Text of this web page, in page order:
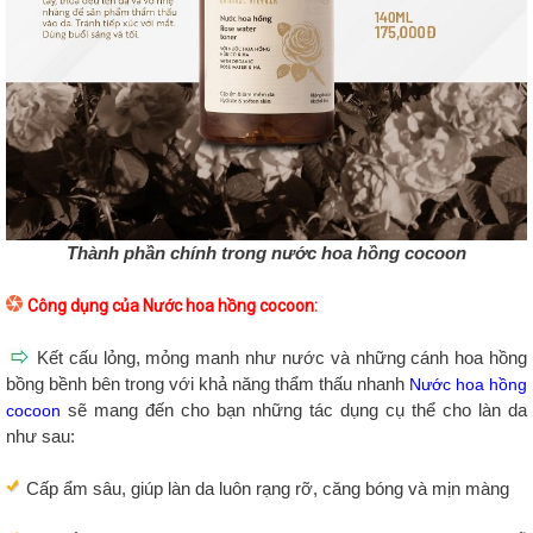
Thành phần chính trong nước hoa hồng cocoon
Công dụng của Nước hoa hồng cocoon:
Kết cấu lỏng, mỏng manh như nước và những cánh hoa hồng
bồng bềnh bên trong với khả năng thẩm thấu nhanh Nước hoa hồng
cocoon sẽ mang đến cho bạn những tác dụng cụ thể cho làn da
như sau:
Cấp ẩm sâu, giúp làn da luôn rạng rỡ, căng bóng và mịn màng